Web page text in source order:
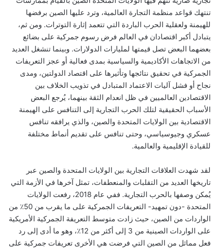
تنتهك قواعد منظمة التجارة العالمية، وترد عليها الصين برفضها
للهيمنة ولعقلية الحرب الباردة التي تتعمد إثارة التوترات. ومن ثم،
يتبادل أكبر اقتصادان في العالم فرض رسوم جمركية على بضائع
بعضهما البعض تصل قيمتها لمليارات الدولارات. وبينما تنشغل العديد
من الاتجاهات الأكاديمية والسياسية بمدى فعالية أو عجز التعريفات
الجمركية في تحقيق نتائجها وتأثيرها على اقتصاد الدولتين، ومدى
نجاح أو فشل آليات الاعتماد المتبادل في تذويب الخلاف بين
الاقتصادين العالميين في ظل انعدام الثقة بينهما، يُرجع البعض
الأسباب الحقيقية لتلك الحرب التجارية إلى التنافس على الهيمنة
الاقتصادية بين الولايات المتحدة والصين، والذي يرافقه تنافس
عسكري وجيوسياسي، وحتى تنافس على تقديم أنماط مختلفة
للقيادة الإقليمية والعالمية.
لقد شهدت العلاقات التجارية بين الولايات المتحدة والصين عبر
تاريخها العديد من التقلبات والمنعطفات، تمثل آخرها في الأزمة التي
يُمكن وصفها بالحرب التجارية. ففي عام 2018، رفعت الولايات
المتحدة -دون تمهيد- التعريفات الجمركية على ما يقرب من 50٪ من
الواردات من الصين، حيث زادت متوسط التعريفة الجمركية الأمريكية
على الواردات الصينية من 3 إلى أكثر من 12٪، وهو ما أدى إلى رد
فعل مماثل من الصين التي فرضت هي الأخرى تعريفات جمركية على